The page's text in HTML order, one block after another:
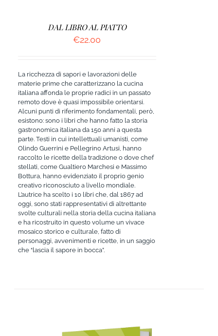
DAL LIBRO AL PIATTO
€22.00
La ricchezza di sapori e lavorazioni delle
materie prime che caratterizzano la cucina
italiana affonda le proprie radici in un passato
remoto dove è quasi impossibile orientarsi.
Alcuni punti di riferimento fondamentali, però,
esistono: sono i libri che hanno fatto la storia
gastronomica italiana da 150 anni a questa
parte. Testi in cui intellettuali umanisti, come
Olindo Guerrini e Pellegrino Artusi, hanno
raccolto le ricette della tradizione o dove chef
stellati, come Gualtiero Marchesi e Massimo
Bottura, hanno evidenziato il proprio genio
creativo riconosciuto a livello mondiale.
L’autrice ha scelto i 10 libri che, dal 1867 ad
oggi, sono stati rappresentativi di altrettante
svolte culturali nella storia della cucina italiana
e ha ricostruito in questo volume un vivace
mosaico storico e culturale, fatto di
personaggi, avvenimenti e ricette, in un saggio
che “lascia il sapore in bocca”.